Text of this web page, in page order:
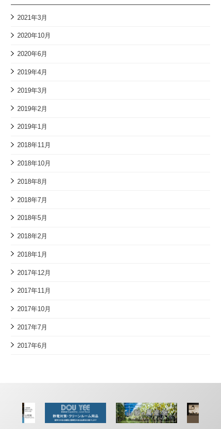
2021年3月
2020年10月
2020年6月
2019年4月
2019年3月
2019年2月
2019年1月
2018年11月
2018年10月
2018年8月
2018年7月
2018年5月
2018年2月
2018年1月
2017年12月
2017年11月
2017年10月
2017年7月
2017年6月